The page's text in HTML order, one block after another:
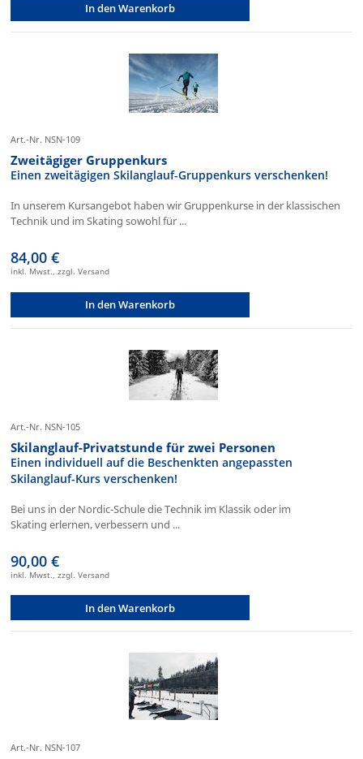
In den Warenkorb
Art.-Nr. NSN-109
Zweitägiger Gruppenkurs
Einen zweitägigen Skilanglauf-Gruppenkurs verschenken!
In unserem Kursangebot haben wir Gruppenkurse in der klassischen
Technik und im Skating sowohl für ...
84,00 €
inkl. Mwst., zzgl. Versand
In den Warenkorb
Art.-Nr. NSN-105
Skilanglauf-Privatstunde für zwei Personen
Einen individuell auf die Beschenkten angepassten
Skilanglauf-Kurs verschenken!
Bei uns in der Nordic-Schule die Technik im Klassik oder im
Skating erlernen, verbessern und ...
90,00 €
inkl. Mwst., zzgl. Versand
In den Warenkorb
Art.-Nr. NSN-107